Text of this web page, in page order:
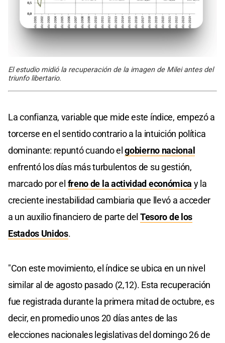
El estudio midió la recuperación de la imagen de Milei antes del
triunfo libertario.
La confianza, variable que mide este índice, empezó a
torcerse en el sentido contrario a la intuición política
dominante: repuntó cuando elgobierno nacional
enfrentó los días más turbulentos de su gestión,
marcado por el freno de la actividad económica y la
creciente inestabilidad cambiaria que llevó a acceder
a un auxilio financiero de parte del Tesoro de los
Estados Unidos.
"Con este movimiento, el índice se ubica en un nivel
similar al de agosto pasado (2,12). Esta recuperación
fue registrada durante la primera mitad de octubre, es
decir, en promedio unos 20 días antes de las
elecciones nacionales legislativas del domingo 26 de